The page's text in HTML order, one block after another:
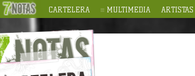
CARTELERA MULTIMEDIA ARTISTAS